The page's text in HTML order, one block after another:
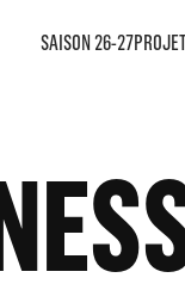
SAISON 26-27